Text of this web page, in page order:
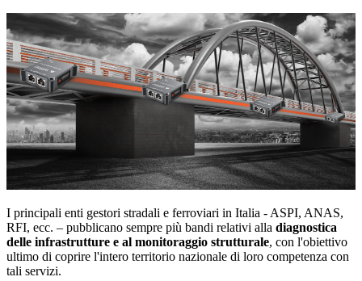
I principali enti gestori stradali e ferroviari in Italia - ASPI, ANAS,
RFI, ecc. – pubblicano sempre più bandi relativi alla diagnostica
delle infrastrutture e al monitoraggio strutturale, con l'obiettivo
ultimo di coprire l'intero territorio nazionale di loro competenza con
tali servizi.